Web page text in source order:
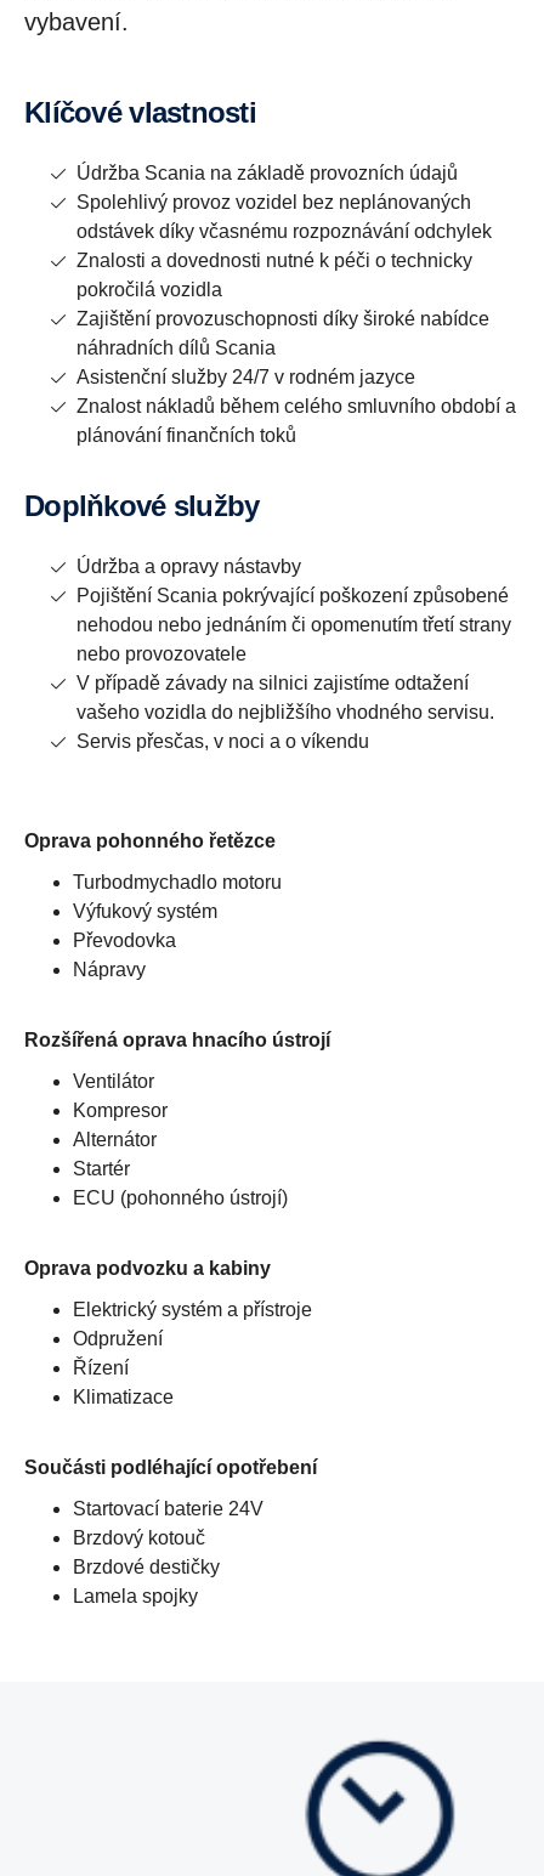
vybavení.
Klíčové vlastnosti
Údržba Scania na základě provozních údajů
Spolehlivý provoz vozidel bez neplánovaných
odstávek díky včasnému rozpoznávání odchylek
Znalosti a dovednosti nutné k péči o technicky
pokročilá vozidla
Zajištění provozuschopnosti díky široké nabídce
náhradních dílů Scania
Asistenční služby 24/7 v rodném jazyce
Znalost nákladů během celého smluvního období a
plánování finančních toků
Doplňkové služby
Údržba a opravy nástavby
Pojištění Scania pokrývající poškození způsobené
nehodou nebo jednáním či opomenutím třetí strany
nebo provozovatele
V případě závady na silnici zajistíme odtažení
vašeho vozidla do nejbližšího vhodného servisu.
Servis přesčas, v noci a o víkendu
Oprava pohonného řetězce
Turbodmychadlo motoru
Výfukový systém
Převodovka
Nápravy
Rozšířená oprava hnacího ústrojí
Ventilátor
Kompresor
Alternátor
Startér
ECU (pohonného ústrojí)
Oprava podvozku a kabiny
Elektrický systém a přístroje
Odpružení
Řízení
Klimatizace
Součásti podléhající opotřebení
Startovací baterie 24V
Brzdový kotouč
Brzdové destičky
Lamela spojky